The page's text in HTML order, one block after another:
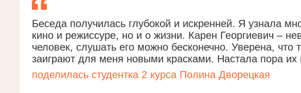
Беседа получилась глубокой и искренней. Я узнала
кино и режиссуре, но и о жизни. Карен Георгиевич –
человек, слушать его можно бесконечно. Уверена, что
заиграют для меня новыми красками. Настала пора их
поделилась студентка 2 курса Полина Дворецкая